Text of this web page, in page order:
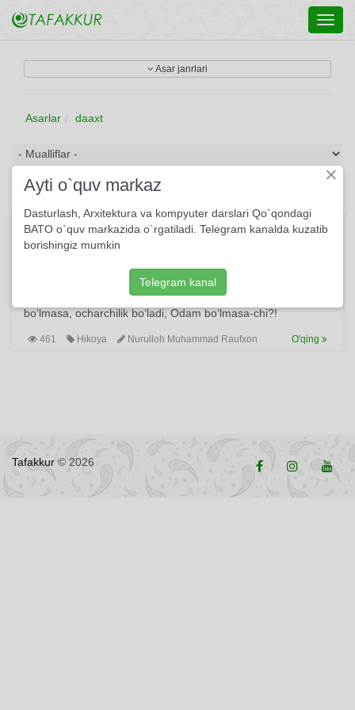
Asar janrlari
Asarlar daaxt
Oddiy haqiqat
Bir ajib hol: mish-mishlarga boqsam, chevrada ko‘zga ilinarli
bo‘lmasa, qurg‘oqchilik bo‘ladi, narsa bo‘lmasa, yo‘qchilik
bo‘ladi, pul bo‘lmasa, kambag‘alchilik bo‘ladi, yemak
bo‘lmasa, ocharchilik bo‘ladi, Odam bo‘lmasa-chi?!
461 Hikoya Nurulloh Muhammad Raufxon O'qing
Tafakkur © 2026
×
Ayti o`quv markaz
Dasturlash, Arxitektura va kompyuter darslari Qo`qondagi
BATO o`quv markazida o`rgatiladi. Telegram kanalda kuzatib
borishingiz mumkin
Telegram kanal